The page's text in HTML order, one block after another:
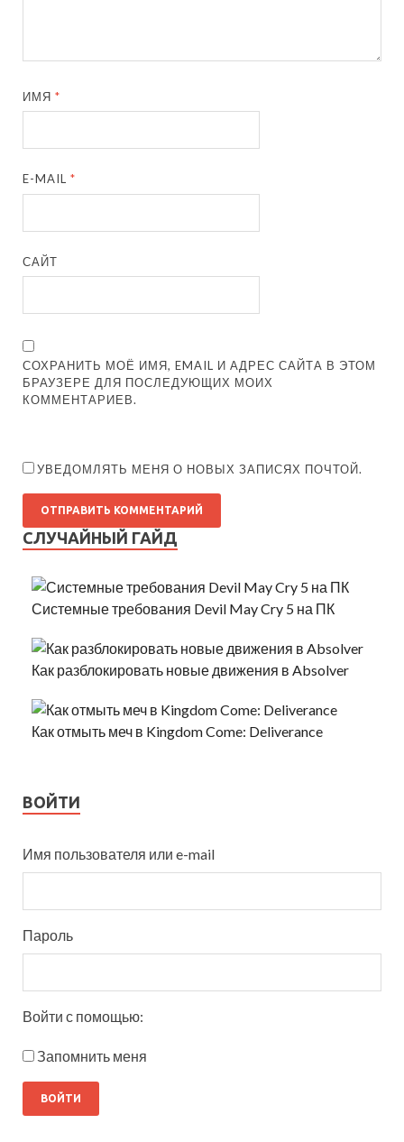
ИМЯ*
E-MAIL*
САЙТ
СОХРАНИТЬ МОЁ ИМЯ, EMAIL И АДРЕС САЙТА В ЭТОМ
БРАУЗЕРЕ ДЛЯ ПОСЛЕДУЮЩИХ МОИХ
КОММЕНТАРИЕВ.
УВЕДОМЛЯТЬ МЕНЯ О НОВЫХ ЗАПИСЯХ ПОЧТОЙ.
СЛУЧАЙНЫЙ ГАЙД
Системные требования Devil May Cry 5 на ПК
Как разблокировать новые движения в Absolver
Как отмыть меч в Kingdom Come: Deliverance
ВОЙТИ
Имя пользователя или e-mail
Пароль
Войти с помощью:
Запомнить меня